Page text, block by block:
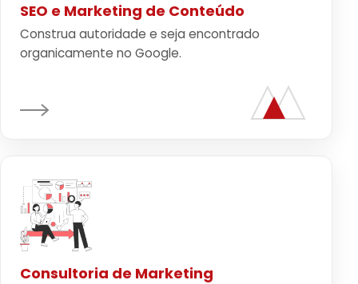
SEO e Marketing de Conteúdo
Construa autoridade e seja encontrado
organicamente no Google.
Consultoria de Marketing